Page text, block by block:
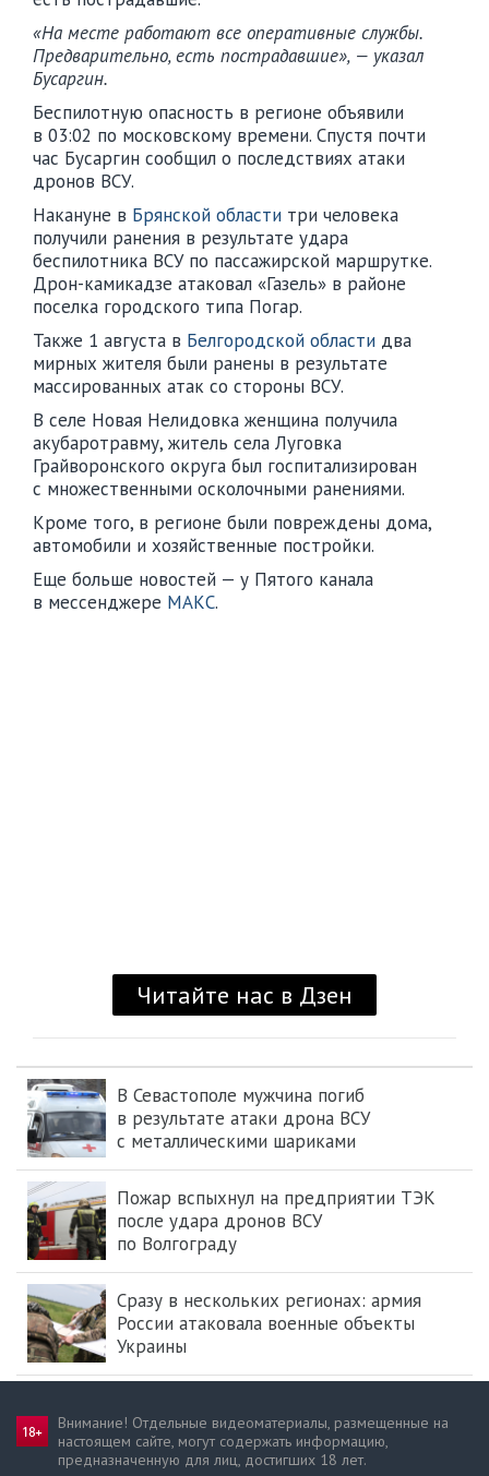
В Севастополе мужчина погиб
в результате атаки дрона ВСУ
с металлическими шариками
Пожар вспыхнул на предприятии ТЭК
после удара дронов ВСУ
по Волгограду
Сразу в нескольких регионах: армия
России атаковала военные объекты
Украины
Внимание! Отдельные видеоматериалы, размещенные на
настоящем сайте, могут содержать информацию,
предназначен­ную для лиц, достигших 18 лет.